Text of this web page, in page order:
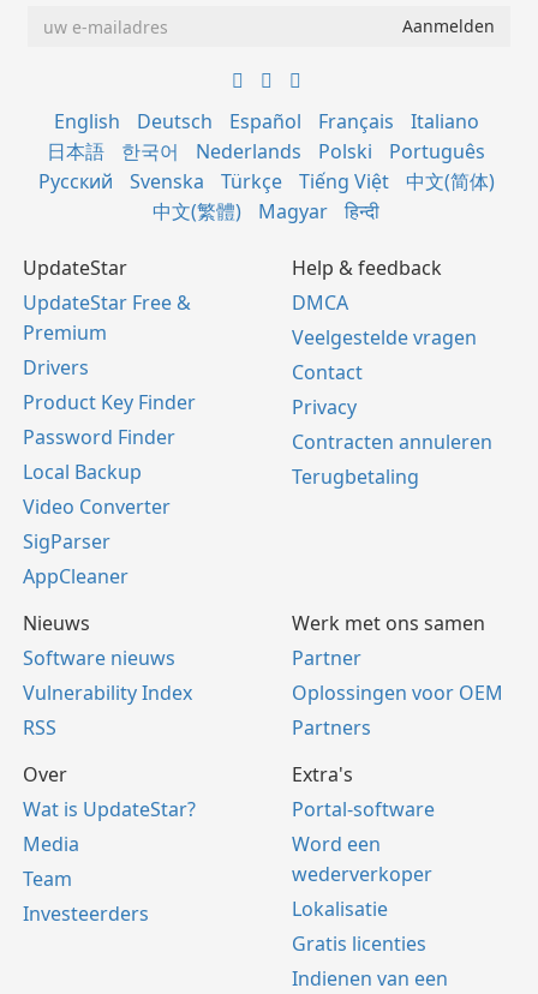
English Deutsch Español Français
Italiano
日本語
한국어 Nederlands Polski
Português
Русский
Svenska Türkçe Tiếng Việt
中文(简体)
中文(繁體)
Magyar हिन्दी
UpdateStar
UpdateStar Free &
Premium
Drivers
Product Key Finder
Password Finder
Local Backup
Video Converter
SigParser
AppCleaner
Help & feedback
DMCA
Veelgestelde vragen
Contact
Privacy
Contracten annuleren
Terugbetaling
Nieuws
Software nieuws
Vulnerability Index
RSS
Werk met ons samen
Partner
Oplossingen voor OEM
Partners
Over
Wat is UpdateStar?
Media
Team
Investeerders
Extra's
Portal-software
Word een
wederverkoper
Lokalisatie
Gratis licenties
Indienen van een